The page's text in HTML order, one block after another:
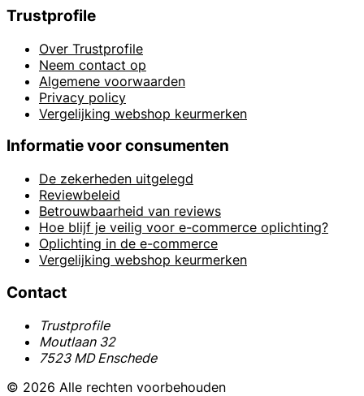
Trustprofile
Over Trustprofile
Neem contact op
Algemene voorwaarden
Privacy policy
Vergelijking webshop keurmerken
Informatie voor consumenten
De zekerheden uitgelegd
Reviewbeleid
Betrouwbaarheid van reviews
Hoe blijf je veilig voor e-commerce oplichting?
Oplichting in de e-commerce
Vergelijking webshop keurmerken
Contact
Trustprofile
Moutlaan 32
7523 MD Enschede
© 2026 Alle rechten voorbehouden